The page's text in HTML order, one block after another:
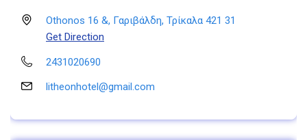
Othonos 16 &, Γαριβάλδη, Τρίκαλα 421 31
Get Direction
2431020690
litheonhotel@gmail.com